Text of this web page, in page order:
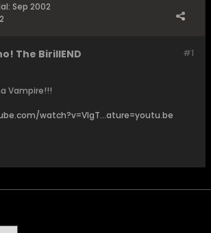
Sep 2002
#1
The BirillEND
Vampire!!!
watch?v=VIgT...ature=youtu.be